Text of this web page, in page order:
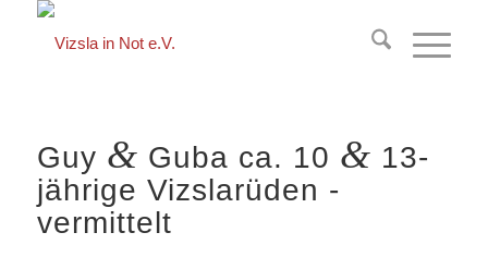
Guy & Guba ca. 10 & 13-
jährige Vizslarüden -
vermittelt